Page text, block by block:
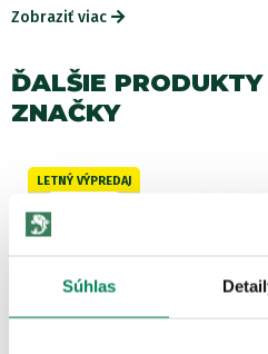
Súhlas
Zobraziť viac
ĎALŠIE
ZNAČKY
LETNÝ VÝPREDAJ